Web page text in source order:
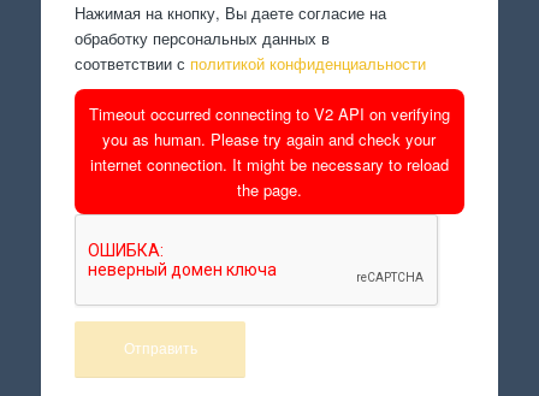
Нажимая на кнопку, Вы даете согласие на
обработку персональных данных в
соответствии с политикой конфиденциальности
Timeout occurred connecting to V2 API on verifying
you as human. Please try again and check your
internet connection. It might be necessary to reload
the page.